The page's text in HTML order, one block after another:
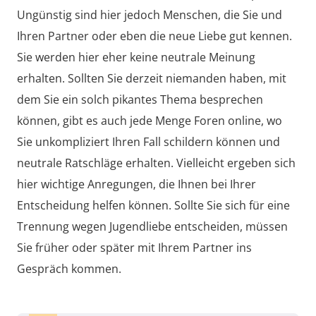
Ungünstig sind hier jedoch Menschen, die Sie und
Ihren Partner oder eben die neue Liebe gut kennen.
Sie werden hier eher keine neutrale Meinung
erhalten. Sollten Sie derzeit niemanden haben, mit
dem Sie ein solch pikantes Thema besprechen
können, gibt es auch jede Menge Foren online, wo
Sie unkompliziert Ihren Fall schildern können und
neutrale Ratschläge erhalten. Vielleicht ergeben sich
hier wichtige Anregungen, die Ihnen bei Ihrer
Entscheidung helfen können. Sollte Sie sich für eine
Trennung wegen Jugendliebe entscheiden, müssen
Sie früher oder später mit Ihrem Partner ins
Gespräch kommen.